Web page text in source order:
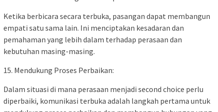
Ketika berbicara secara terbuka, pasangan dapat membangun
empati satu sama lain. Ini menciptakan kesadaran dan
pemahaman yang lebih dalam terhadap perasaan dan
kebutuhan masing-masing.
15. Mendukung Proses Perbaikan:
Dalam situasi di mana perasaan menjadi second choice perlu
diperbaiki, komunikasi terbuka adalah langkah pertama untuk